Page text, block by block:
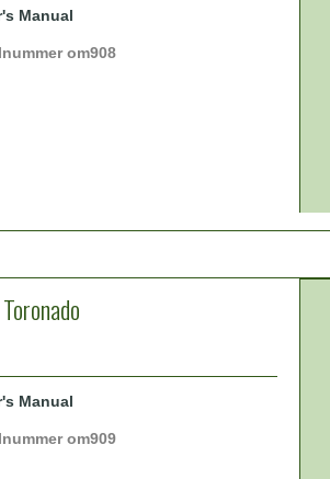
Manual
om908
Manual
om909